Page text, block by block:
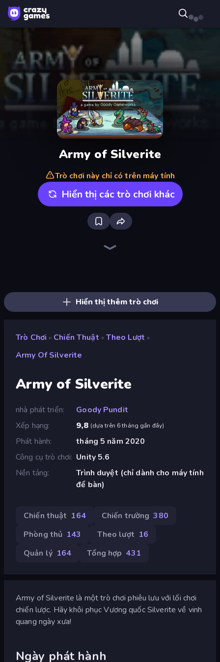
Army of Silverite
Trò chơi này chỉ có trên máy tính
Hiển thị các trò chơi khác
Hiển thị thêm trò chơi
Trò Chơi » Chiến Thuật » Theo Lượt »
Army Of Silverite
Army of Silverite
nhà phát triển
Goody Pundit
Xếp hạng
9,8 (dựa trên 6 tháng gần đây)
Phát hành
tháng 5 năm 2020
Công cụ trò chơi Unity 5.6
Nền tảng
Trình duyệt (chỉ dành cho máy tính
để bàn)
Chiến thuật 164 Chiến trường 380
Phòng thủ 143 Theo lượt 16
Quản lý 164 Tổng hợp 431
Army of Silverite là một trò chơi phiêu lưu với lối chơi
chiến lược. Hãy khôi phục Vương quốc Silverite về vinh
quang ngày xưa!
Ngày phát hành